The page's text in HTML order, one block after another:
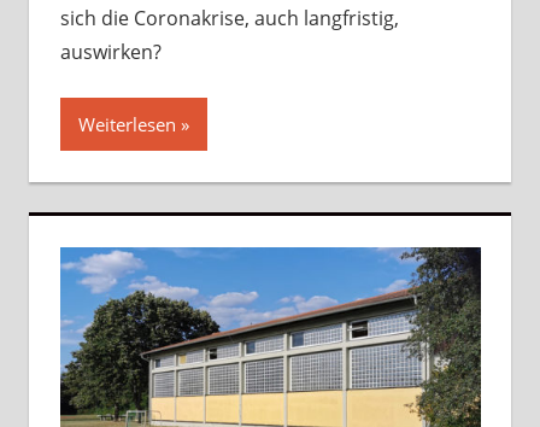
sich die Coronakrise, auch langfristig,
auswirken?
Weiterlesen